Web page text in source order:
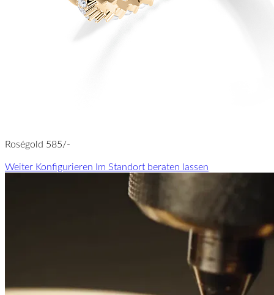
Roségold 585/-
Weiter Konfigurieren Im Standort beraten lassen